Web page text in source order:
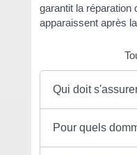
garantit la réparation
apparaissent après
Qui doit
Pour quels